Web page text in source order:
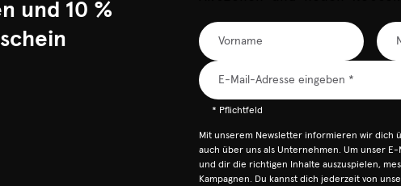
und 10 %
* Pflichtfeld
Mit unserem Newsletter informieren wir dich
auch über uns als Unternehmen. Um unser
und dir die richtigen Inhalte auszuspielen,
Kampagnen. Du kannst dich jederzeit von